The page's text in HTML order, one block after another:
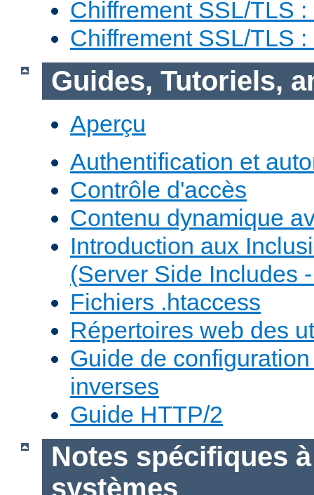
Chiffrement SSL/TLS
Chiffrement SSL/TLS :
Guides, Tutoriels,
Aperçu
Authentification et
Contrôle d'accès
Contenu dynamique
Introduction aux
(Server Side Includes
Fichiers .htaccess
Répertoires web des
Guide de
inverses
Guide HTTP/2
Notes spécifiques
systèmes